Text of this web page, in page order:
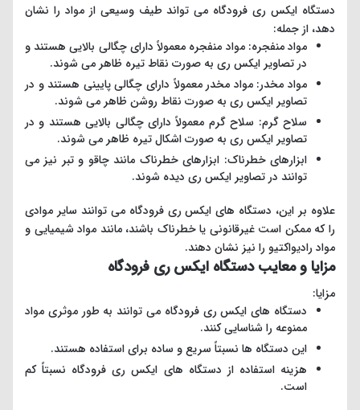
دستگاه ایکس ری فرودگاه می تواند طیف وسیعی از مواد را نشان
دهد، از جمله:
مواد منفجره: مواد منفجره معمولاً دارای چگالی بالایی هستند و
در تصاویر ایکس ری به صورت نقاط تیره ظاهر می شوند.
مواد مخدر: مواد مخدر معمولاً دارای چگالی پایینی هستند و در
تصاویر ایکس ری به صورت نقاط روشن ظاهر می شوند.
سلاح گرم: سلاح گرم معمولاً دارای چگالی بالایی هستند و در
تصاویر ایکس ری به صورت اشکال تیره ظاهر می شوند.
ابزارهای خطرناک: ابزارهای خطرناک مانند چاقو و تبر نیز می
توانند در تصاویر ایکس ری دیده شوند.
علاوه بر این، دستگاه های ایکس ری فرودگاه می توانند سایر موادی
را که ممکن است غیرقانونی یا خطرناک باشند، مانند مواد شیمیایی و
مواد رادیواکتیو را نیز نشان دهند.
مزایا و معایب دستگاه ایکس ری فرودگاه
مزایا:
دستگاه های ایکس ری فرودگاه می توانند به طور موثری مواد
ممنوعه را شناسایی کنند.
این دستگاه ها نسبتاً سریع و ساده برای استفاده هستند.
هزینه استفاده از دستگاه های ایکس ری فرودگاه نسبتاً کم
است.